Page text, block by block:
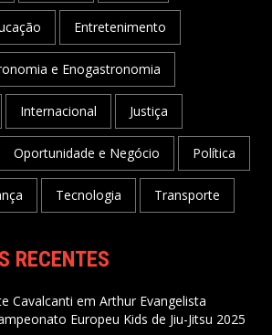
Entretenimento
e Enogastronomia
Internacional Justiça
Oportunidade e Negócio Política
Tecnologia Transporte
RECENTES
Cavalcanti em Arthur Evangelista
Europeu Kids de Jiu-Jitsu 2025